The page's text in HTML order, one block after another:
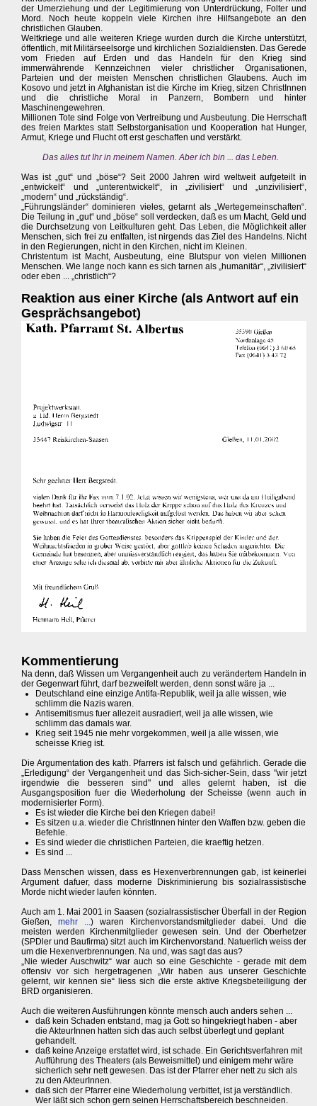
der Umerziehung und der Legitimierung von Unterdrückung, Folter und
Mord. Noch heute koppeln viele Kirchen ihre Hilfsangebote an den
christlichen Glauben.
Weltkriege und alle weiteren Kriege wurden durch die Kirche unterstützt,
öffentlich, mit Militärseelsorge und kirchlichen Sozialdiensten. Das Gerede
vom Frieden auf Erden und das Handeln für den Krieg sind
immerwährende Kennzeichnen vieler christlicher Organisationen,
Parteien und der meisten Menschen christlichen Glaubens. Auch im
Kosovo und jetzt in Afghanistan ist die Kirche im Krieg, sitzen ChristInnen
und die christliche Moral in Panzern, Bombern und hinter
Maschinengewehren.
Millionen Tote sind Folge von Vertreibung und Ausbeutung. Die Herrschaft
des freien Marktes statt Selbstorganisation und Kooperation hat Hunger,
Armut, Kriege und Flucht oft erst geschaffen und verstärkt.
Das alles tut Ihr in meinem Namen. Aber ich bin ... das Leben.
Was ist „gut“ und „böse“? Seit 2000 Jahren wird weltweit aufgeteilt in
„entwickelt“ und „unterentwickelt“, in „zivilisiert“ und „unzivilisiert“,
„modern“ und „rückständig“.
„Führungsländer“ dominieren vieles, getarnt als „Wertegemeinschaften“.
Die Teilung in „gut“ und „böse“ soll verdecken, daß es um Macht, Geld und
die Durchsetzung von Leitkulturen geht. Das Leben, die Möglichkeit aller
Menschen, sich frei zu entfalten, ist nirgends das Ziel des Handelns. Nicht
in den Regierungen, nicht in den Kirchen, nicht im Kleinen.
Christentum ist Macht, Ausbeutung, eine Blutspur von vielen Millionen
Menschen. Wie lange noch kann es sich tarnen als „humanitär“, „zivilisiert“
oder eben ... „christlich“?
Reaktion aus einer Kirche (als Antwort auf ein
Gesprächsangebot)
Kommentierung
Na denn, daß Wissen um Vergangenheit auch zu verändertem Handeln in
der Gegenwart führt, darf bezweifelt werden, denn sonst wäre ja ...
Deutschland eine einzige Antifa-Republik, weil ja alle wissen, wie
schlimm die Nazis waren.
Antisemitismus fuer allezeit ausradiert, weil ja alle wissen, wie
schlimm das damals war.
Krieg seit 1945 nie mehr vorgekommen, weil ja alle wissen, wie
scheisse Krieg ist.
Die Argumentation des kath. Pfarrers ist falsch und gefährlich. Gerade die
„Erledigung“ der Vergangenheit und das Sich-sicher-Sein, dass "wir jetzt
irgendwie die besseren sind" und alles gelernt haben, ist die
Ausgangsposition fuer die Wiederholung der Scheisse (wenn auch in
modernisierter Form).
Es ist wieder die Kirche bei den Kriegen dabei!
Es sitzen u.a. wieder die ChristInnen hinter den Waffen bzw. geben die
Befehle.
Es sind wieder die christlichen Parteien, die kraeftig hetzen.
Es sind ...
Dass Menschen wissen, dass es Hexenverbrennungen gab, ist keinerlei
Argument dafuer, dass moderne Diskriminierung bis sozialrassistische
Morde nicht wieder laufen könnten.
Auch am 1. Mai 2001 in Saasen (sozialrassistischer Überfall in der Region
Gießen, mehr ...) waren Kirchenvorstandsmitglieder dabei. Und die
meisten werden Kirchenmitglieder gewesen sein. Und der Oberhetzer
(SPDler und Baufirma) sitzt auch im Kirchenvorstand. Natuerlich weiss der
um die Hexenverbrennungen. Na und, was sagt das aus?
„Nie wieder Auschwitz“ war auch so eine Geschichte - gerade mit dem
offensiv vor sich hergetragenen „Wir haben aus unserer Geschichte
gelernt, wir kennen sie“ liess sich die erste aktive Kriegsbeteiligung der
BRD organisieren.
Auch die weiteren Ausführungen könnte mensch auch anders sehen ...
daß kein Schaden entstand, mag ja Gott so hingekriegt haben - aber
die AkteurInnen hatten sich das auch selbst überlegt und geplant
gehandelt.
daß keine Anzeige erstattet wird, ist schade. Ein Gerichtsverfahren mit
Aufführung des Theaters (als Beweismittel) und einigem mehr wäre
sicherlich sehr nett gewesen. Das ist der Pfarrer eher nett zu sich als
zu den AkteurInnen.
daß sich der Pfarrer eine Wiederholung verbittet, ist ja verständlich.
Wer läßt sich schon gern seinen Herrschaftsbereich beschneiden.